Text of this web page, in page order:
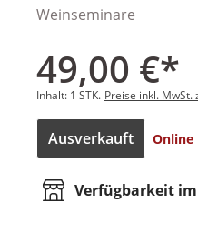
Weinseminare
49,00 €*
Inhalt: 1 STK. Preise inkl. MwSt.
Ausverkauft Online
Verfügbarkeit